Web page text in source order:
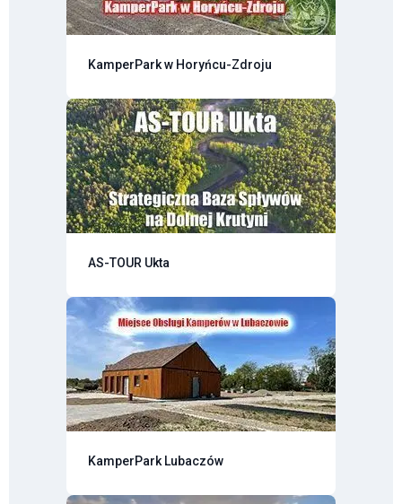
KamperPark w Horyńcu-Zdroju
AS-TOUR Ukta
KamperPark Lubaczów